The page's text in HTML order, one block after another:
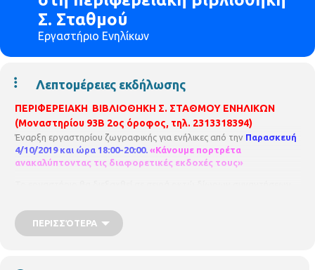
Σ. Σταθμού
Εργαστήριο Ενηλίκων
Λεπτομέρειες εκδήλωσης
ΠΕΡΙΦΕΡΕΙΑΚΗ ΒΙΒΛΙΟΘΗΚΗ Σ. ΣΤΑΘΜΟΥ ΕΝΗΛΙΚΩΝ
(Μοναστηρίου 93Β 2ος όροφος, τηλ. 2313318394)
Έναρξη εργαστηρίου ζωγραφικής για ενήλικες από την Παρασκευή
4/10/2019 και ώρα 18:00-20:00. «Κάνουμε πορτρέτα
ανακαλύπτοντας τις διαφορετικές εκδοχές τους»
και θα μάθουμε τεχνικές σχεδίου, χρώματος, μείξεις, κολάζ κλπ. Θα
πραγματοποιηθεί ομαδική συζήτηση και έκθεση στις βιβλιοθήκες
μετά την ολοκλήρωση του εργαστηρίου (στην 8η συνάντηση).
ΠΕΡΙΣΣΌΤΕΡΑ